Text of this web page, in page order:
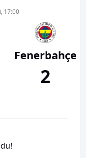
17:00
Fenerbahçe
2